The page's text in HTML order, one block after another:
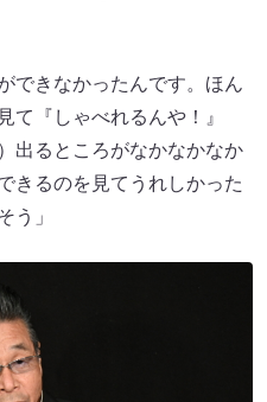
できなかったんです。ほん
て『しゃべれるんや！』
出るところがなかなかなか
きるのを見てうれしかった
う」